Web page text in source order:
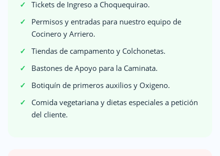
Tickets de Ingreso a Choquequirao.
Permisos y entradas para nuestro equipo de
Cocinero y Arriero.
Tiendas de campamento y Colchonetas.
Bastones de Apoyo para la Caminata.
Botiquín de primeros auxilios y Oxigeno.
Comida vegetariana y dietas especiales a petición
del cliente.